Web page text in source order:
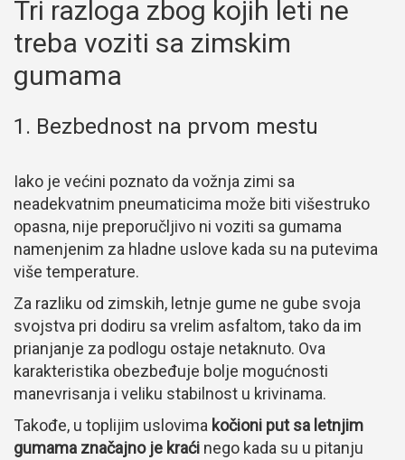
Tri razloga zbog kojih leti ne
treba voziti sa zimskim
gumama
1. Bezbednost na prvom mestu
Iako je većini poznato da vožnja zimi sa
neadekvatnim pneumaticima može biti višestruko
opasna, nije preporučljivo ni voziti sa gumama
namenjenim za hladne uslove kada su na putevima
više temperature.
Za razliku od zimskih, letnje gume ne gube svoja
svojstva pri dodiru sa vrelim asfaltom, tako da im
prianjanje za podlogu ostaje netaknuto. Ova
karakteristika obezbeđuje bolje mogućnosti
manevrisanja i veliku stabilnost u krivinama.
Takođe, u toplijim uslovima kočioni put sa letnjim
gumama značajno je kraći nego kada su u pitanju